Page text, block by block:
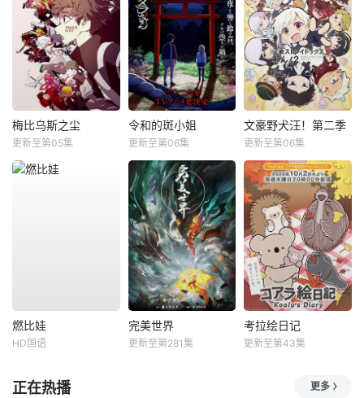
梅比乌斯之尘
更新至第05集
令和的斑小姐
更新至第06集
文豪野犬汪！第二季
更新至第06集
燃比娃
HD国语
完美世界
更新至第281集
考拉绘日记
更新至第43集
正在热播 更多